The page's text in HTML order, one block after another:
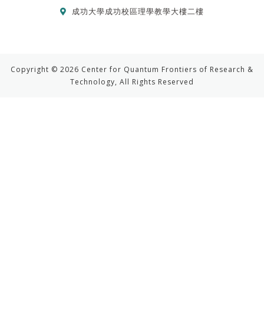
成功大學成功校區理學教學大樓二樓
Copyright © 2026 Center for Quantum Frontiers of Research &
Technology, All Rights Reserved